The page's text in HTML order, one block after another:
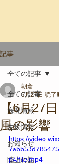
記事
全ての記事
海況情報
生物情報
お知らせ
陸上の話
全ての記事
【6月27
風の影響
朝倉
6月27日 読了
https://
p4/file.mp4